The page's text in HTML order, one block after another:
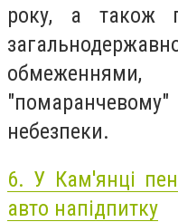
року, а також
"помаранчевому"
небезпеки.
6. У Кам'янці
авто напідпитку